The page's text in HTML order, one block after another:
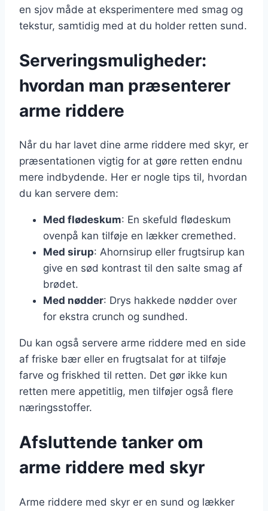
en sjov måde at eksperimentere med smag og
tekstur, samtidig med at du holder retten sund.
Serveringsmuligheder:
hvordan man præsenterer
arme riddere
Når du har lavet dine arme riddere med skyr, er
præsentationen vigtig for at gøre retten endnu
mere indbydende. Her er nogle tips til, hvordan
du kan servere dem:
Med flødeskum: En skefuld flødeskum
ovenpå kan tilføje en lækker cremethed.
Med sirup: Ahornsirup eller frugtsirup kan
give en sød kontrast til den salte smag af
brødet.
Med nødder: Drys hakkede nødder over
for ekstra crunch og sundhed.
Du kan også servere arme riddere med en side
af friske bær eller en frugtsalat for at tilføje
farve og friskhed til retten. Det gør ikke kun
retten mere appetitlig, men tilføjer også flere
næringsstoffer.
Afsluttende tanker om
arme riddere med skyr
Arme riddere med skyr er en sund og lækker